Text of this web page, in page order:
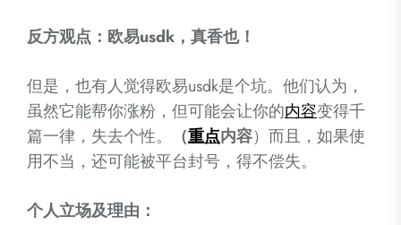
反方观点：欧易usdk，真香也！
但是，也有人觉得欧易usdk是个坑。他们认为，
虽然它能帮你涨粉，但可能会让你的内容变得千
篇一律，失去个性。
（重点内容）而且，如果使
用不当，还可能被平台封号，得不偿失。
个人立场及理由：